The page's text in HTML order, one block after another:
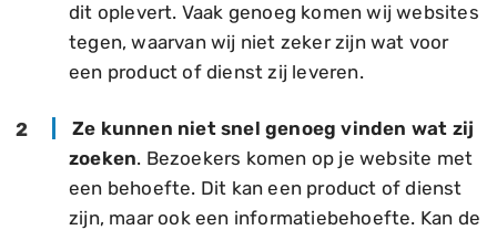
dit oplevert. Vaak genoeg komen wij websites
tegen, waarvan wij niet zeker zijn wat voor
een product of dienst zij leveren.
Ze kunnen niet snel genoeg vinden wat zij
zoeken. Bezoekers komen op je website met
een behoefte. Dit kan een product of dienst
zijn, maar ook een informatiebehoefte. Kan de